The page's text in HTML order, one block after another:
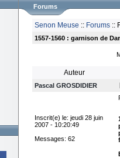
Forums
Senon Meuse :: Forums ::
1557-1560 : garnison de
Auteur
Pascal GROSDIDIER
Inscrit(e) le: jeudi 28 juin
2007 - 10:20:49
Messages: 62